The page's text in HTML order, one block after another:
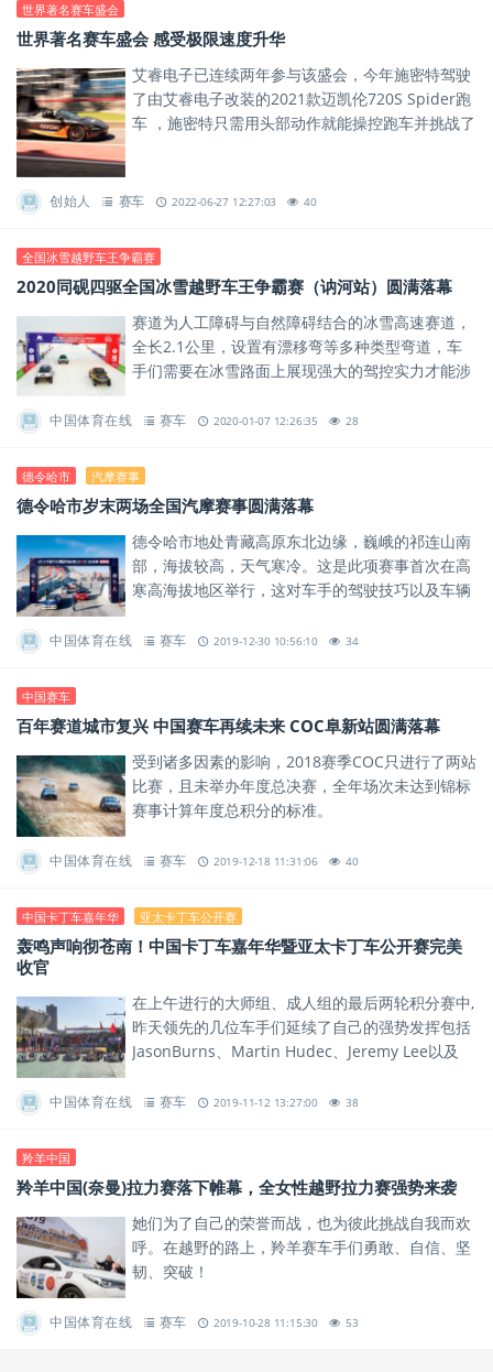
世界著名赛车盛会
世界著名赛车盛会 感受极限速度升华
艾睿电子已连续两年参与该盛会，今年施密特驾驶
了由艾睿电子改装的2021款迈凯伦720S Spider跑
车 ，施密特只需用头部动作就能操控跑车并挑战了
创始人 赛车 2022-06-27 12:27:03 40
全国冰雪越野车王争霸赛
2020同砚四驱全国冰雪越野车王争霸赛（讷河站）圆满落幕
赛道为人工障碍与自然障碍结合的冰雪高速赛道，
全长2.1公里，设置有漂移弯等多种类型弯道，车
手们需要在冰雪路面上展现强大的驾控实力才能涉
中国体育在线 赛车 2020-01-07 12:26:35 28
德令哈市 汽摩赛事
德令哈市岁末两场全国汽摩赛事圆满落幕
德令哈市地处青藏高原东北边缘，巍峨的祁连山南
部，海拔较高，天气寒冷。这是此项赛事首次在高
寒高海拔地区举行，这对车手的驾驶技巧以及车辆
中国体育在线 赛车 2019-12-30 10:56:10 34
中国赛车
百年赛道城市复兴 中国赛车再续未来 COC阜新站圆满落幕
受到诸多因素的影响，2018赛季COC只进行了两站
比赛，且未举办年度总决赛，全年场次未达到锦标
赛事计算年度总积分的标准。
中国体育在线 赛车 2019-12-18 11:31:06 40
中国卡丁车嘉年华 亚太卡丁车公开赛
轰鸣声响彻苍南！中国卡丁车嘉年华暨亚太卡丁车公开赛完美
收官
在上午进行的大师组、成人组的最后两轮积分赛中,
昨天领先的几位车手们延续了自己的强势发挥包括
JasonBurns、Martin Hudec、Jeremy Lee以及
中国体育在线 赛车 2019-11-12 13:27:00 38
羚羊中国
羚羊中国(奈曼)拉力赛落下帷幕，全女性越野拉力赛强势来袭
她们为了自己的荣誉而战，也为彼此挑战自我而欢
呼。在越野的路上，羚羊赛车手们勇敢、自信、坚
韧、突破！
中国体育在线 赛车 2019-10-28 11:15:30 53